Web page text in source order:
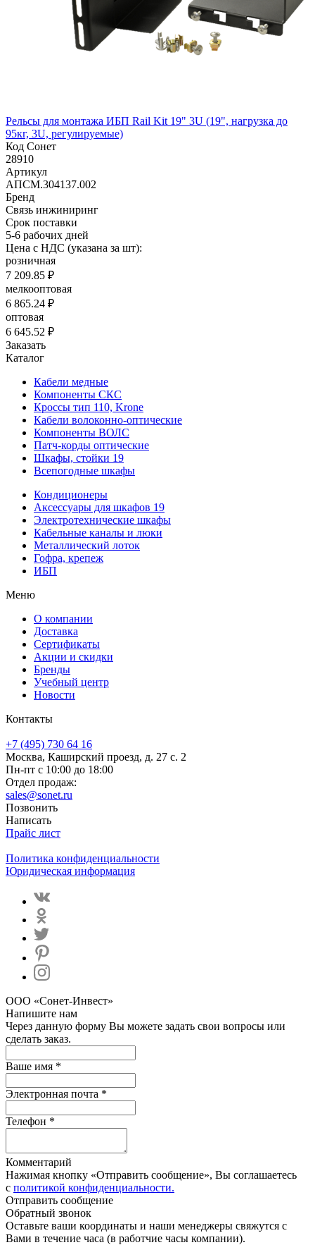
Рельсы для монтажа ИБП Rail Kit 19" 3U (19", нагрузка до
95кг, 3U, регулируемые)
Код Сонет
28910
Артикул
АПСМ.304137.002
Бренд
Связь инжиниринг
Срок поставки
5-6 рабочих дней
Цена с НДС (указана за шт):
розничная
7 209.85 ₽
мелкооптовая
6 865.24 ₽
оптовая
6 645.52 ₽
Заказать
Каталог
Кабели медные
Компоненты СКС
Кроссы тип 110, Krone
Кабели волоконно-оптические
Компоненты ВОЛС
Патч-корды оптические
Шкафы, стойки 19
Всепогодные шкафы
Кондиционеры
Аксессуары для шкафов 19
Электротехнические шкафы
Кабельные каналы и люки
Металлический лоток
Гофра, крепеж
ИБП
Меню
О компании
Доставка
Сертификаты
Акции и скидки
Бренды
Учебный центр
Новости
Контакты
+7 (495) 730 64 16
Москва, Каширский проезд, д. 27 с. 2
Пн-пт с 10:00 до 18:00
Отдел продаж:
sales@sonet.ru
Позвонить
Написать
Прайс лист
Политика конфиденциальности
Юридическая информация
ООО «Сонет-Инвест»
Напишите нам
Через данную форму Вы можете задать свои вопросы или
сделать заказ.
Ваше имя *
Электронная почта *
Телефон *
Комментарий
Нажимая кнопку «Отправить сообщение», Вы соглашаетесь
с политикой конфиденциальности.
Отправить сообщение
Обратный звонок
Оставьте ваши координаты и наши менеджеры свяжутся с
Вами в течение часа (в работчие часы компании).